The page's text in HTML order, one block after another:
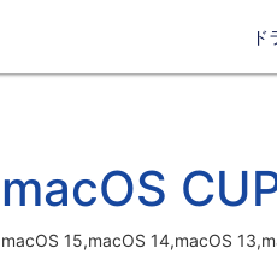
macOS
macOS 15,macOS 14,macOS